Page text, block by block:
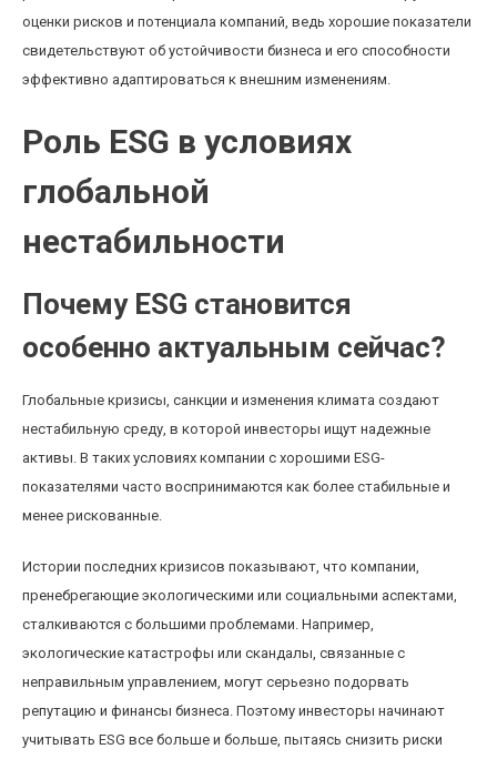
оценки рисков и потенциала компаний, ведь хорошие показатели
свидетельствуют об устойчивости бизнеса и его способности
эффективно адаптироваться к внешним изменениям.
Роль ESG в условиях
глобальной
нестабильности
Почему ESG становится
особенно актуальным сейчас?
Глобальные кризисы, санкции и изменения климата создают
нестабильную среду, в которой инвесторы ищут надежные
активы. В таких условиях компании с хорошими ESG-
показателями часто воспринимаются как более стабильные и
менее рискованные.
Истории последних кризисов показывают, что компании,
пренебрегающие экологическими или социальными аспектами,
сталкиваются с большими проблемами. Например,
экологические катастрофы или скандалы, связанные с
неправильным управлением, могут серьезно подорвать
репутацию и финансы бизнеса. Поэтому инвесторы начинают
учитывать ESG все больше и больше, пытаясь снизить риски